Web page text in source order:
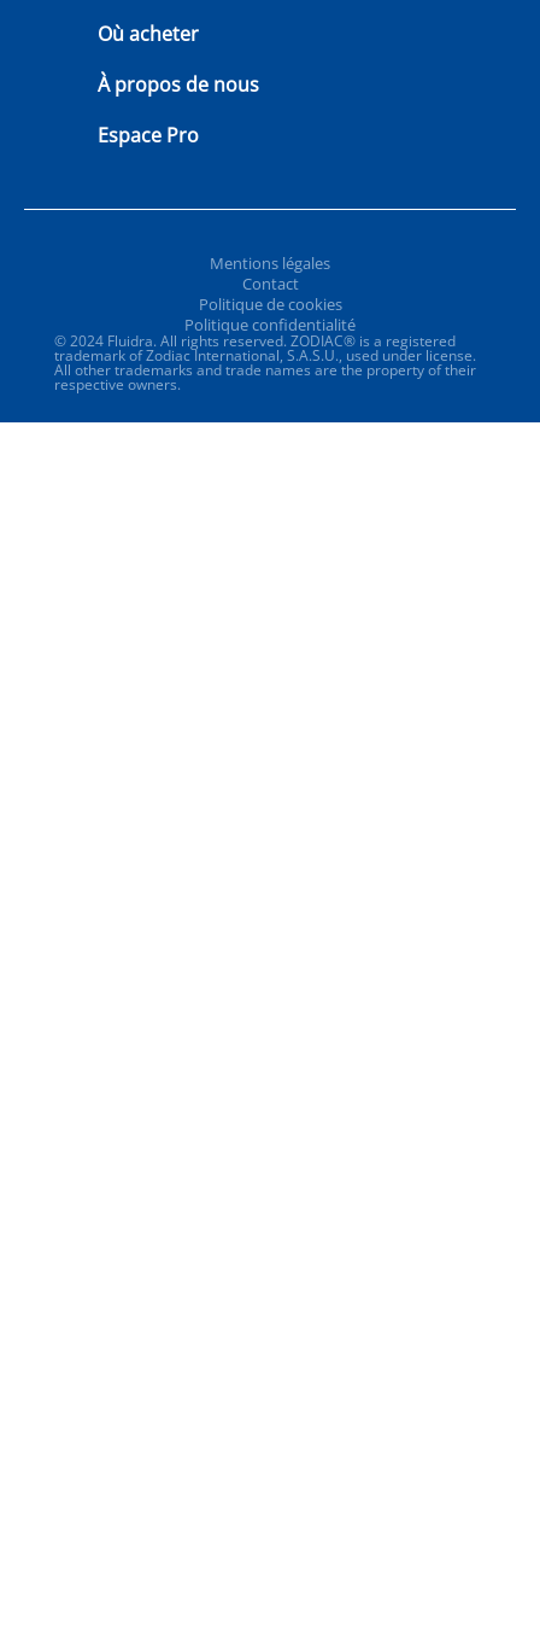
Où acheter
À propos de nous
Espace Pro
Mentions légales
Contact
Politique de cookies
Politique confidentialité
© 2024 Fluidra. All rights reserved. ZODIAC® is a registered
trademark of Zodiac International, S.A.S.U., used under license.
All other trademarks and trade names are the property of their
respective owners.